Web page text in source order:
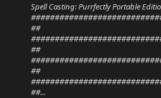
Spell Casting: Purrfectly Portable
##
##
##
##...